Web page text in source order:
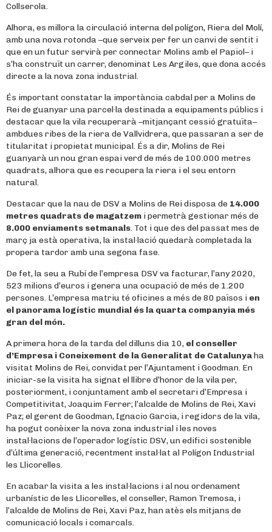
Collserola.
Alhora, es millora la circulació interna del polígon, Riera del Molí,
amb una nova rotonda –que serveix per fer un canvi de sentit i
que en un futur servirà per connectar Molins amb el Papiol– i
s’ha construït un carrer, denominat Les Argiles, que dona accés
directe a la nova zona industrial.
És important constatar la importància cabdal per a Molins de
Rei de guanyar una parcel·la destinada a equipaments públics i
destacar que la vila recuperarà –mitjançant cessió gratuïta–
ambdues ribes de la riera de Vallvidrera, que passaran a ser de
titularitat i propietat municipal. És a dir, Molins de Rei
guanyarà un nou gran espai verd de més de 100.000 metres
quadrats, alhora que es recupera la riera i el seu entorn
natural.
Destacar que la nau de DSV a Molins de Rei disposa de 14.000
metres quadrats de magatzem i permetrà gestionar més de
8.000 enviaments setmanals. Tot i que des del passat mes de
març ja està operativa, la instal·lació quedarà completada la
propera tardor amb una segona fase.
De fet, la seu a Rubí de l’empresa DSV va facturar, l’any 2020,
523 milions d’euros i genera una ocupació de més de 1.200
persones. L’empresa matriu té oficines a més de 80 països i en
el panorama logístic mundial és la quarta companyia més
gran del món.
A primera hora de la tarda del dilluns dia 10, el conseller
d’Empresa i Coneixement de la Generalitat de Catalunyaha
visitat Molins de Rei, convidat per l’Ajuntament i Goodman. En
iniciar-se la visita ha signat el llibre d’honor de la vila per,
posteriorment, i conjuntament amb el secretari d’Empresa i
Competitivitat, Joaquim Ferrer; l’alcalde de Molins de Rei, Xavi
Paz; el gerent de Goodman, Ignacio Garcia, i regidors de la vila,
ha pogut conèixer la nova zona industrial i les noves
instal·lacions de l’operador logístic DSV, un edifici sostenible
d’última generació, recentment instal·lat al Polígon Industrial
les Llicorelles.
En acabar la visita a les instal·lacions i al nou ordenament
urbanístic de les Llicorelles, el conseller, Ramon Tremosa, i
l’alcalde de Molins de Rei, Xavi Paz, han atès els mitjans de
comunicació locals i comarcals.